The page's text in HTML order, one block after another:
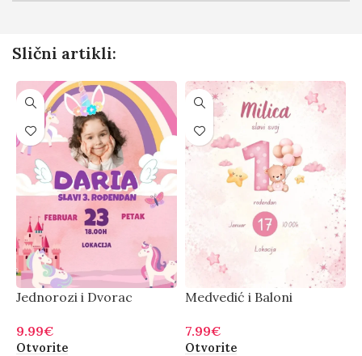
Slični artikli:
Jednorozi i Dvorac
9.99€
Otvorite
Medvedić i Baloni
7.99€
Otvorite